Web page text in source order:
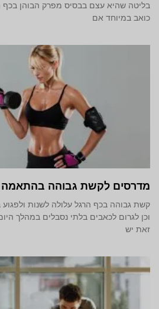
בליטה שהיא עצם בבסיס מפרק הבוהן בכף
כואב במיוחד אם
מדרסים לקשת גבוהה בהתאמה
קשת גבוהה בכף הרגל עלולה לשנות
וכן לגרום לכאבים בלתי נסבלים במהלך
זאת יש